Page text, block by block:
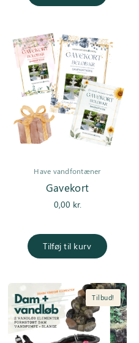
Have vandfontæner
Gavekort
0,00 kr.
Tilføj til kurv
Tilbud!